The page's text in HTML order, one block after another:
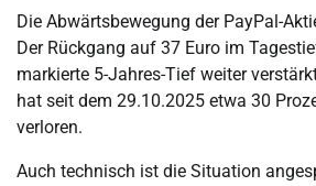
Die Abwärtsbewegung der PayPal-
Der Rückgang auf 37 Euro im
markierte 5-Jahres-Tief weiter
hat seit dem 29.10.2025 etwa 30
verloren.
Auch technisch ist die Situation